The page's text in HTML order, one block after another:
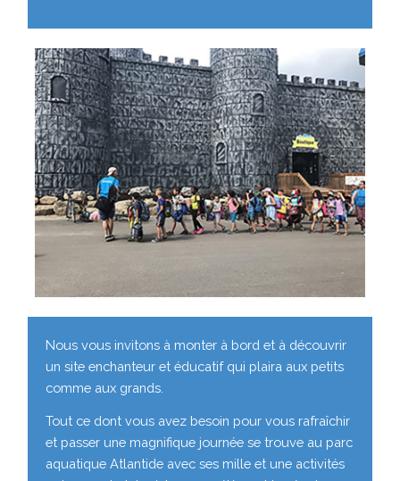
Nous vous invitons à monter à bord et à découvrir
un site enchanteur et éducatif qui plaira aux petits
comme aux grands.
Tout ce dont vous avez besoin pour vous rafraîchir
et passer une magnifique journée se trouve au parc
aquatique Atlantide avec ses mille et une activités